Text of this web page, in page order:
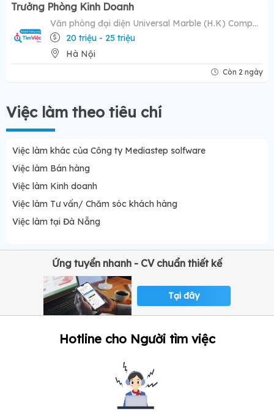
Trưởng Phòng Kinh Doanh
Văn phòng đại diện Universal Marble (H.K) Company Limited
20 triệu - 25 triệu
Hà Nội
Còn 2 ngày
Việc làm theo tiêu chí
Việc làm khác của Công ty Mediastep solfware
Việc làm Bán hàng
Việc làm Kinh doanh
Việc làm Tư vấn/ Chăm sóc khách hàng
Việc làm tại Đà Nẵng
Ứng tuyển nhanh - CV chuẩn thiết kế
Tại đây
Hotline cho Người tìm việc